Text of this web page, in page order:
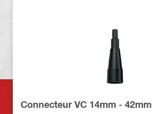
Connecteur VC 14mm - 42mm